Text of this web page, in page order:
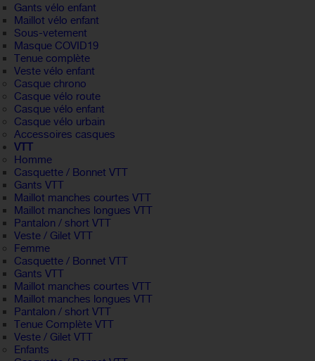
Gants vélo enfant
Maillot vélo enfant
Sous-vetement
Masque COVID19
Tenue complète
Veste vélo enfant
Casque chrono
Casque vélo route
Casque vélo enfant
Casque vélo urbain
Accessoires casques
VTT
Homme
Casquette / Bonnet VTT
Gants VTT
Maillot manches courtes VTT
Maillot manches longues VTT
Pantalon / short VTT
Veste / Gilet VTT
Femme
Casquette / Bonnet VTT
Gants VTT
Maillot manches courtes VTT
Maillot manches longues VTT
Pantalon / short VTT
Tenue Complète VTT
Veste / Gilet VTT
Enfants